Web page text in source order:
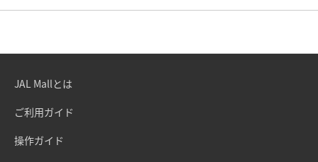
JAL Mallとは
ご利用ガイド
操作ガイド